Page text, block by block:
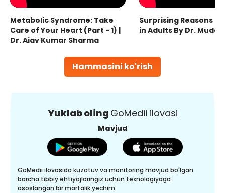
Hammasini ko'rish
Metabolic Syndrome: Take
Care of Your Heart (Part - 1) |
Dr. Ajay Kumar Sharma
Surprising Reasons
in Adults By Dr.
Yuklab oling GoMedii ilovasi
Mavjud
GoMedii ilovasida kuzatuv va monitoring mavjud bo'lgan
barcha tibbiy ehtiyojlaringiz uchun texnologiyaga
asoslangan bir martalik yechim.